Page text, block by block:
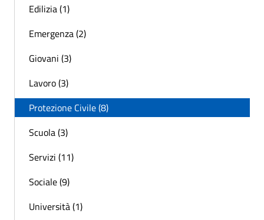
Edilizia (1)
Emergenza (2)
Giovani (3)
Lavoro (3)
Protezione Civile (8)
Scuola (3)
Servizi (11)
Sociale (9)
Università (1)